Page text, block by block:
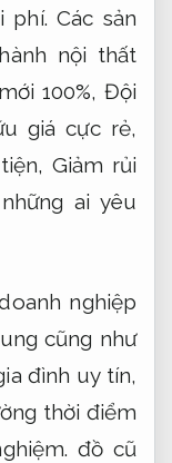
phí. Các sản
nội thất
100%, Đội
giá cực rẻ,
Giảm rủi
ai yêu
nghiệp
cũng như
đình uy tín,
thời điểm
đồ cũ